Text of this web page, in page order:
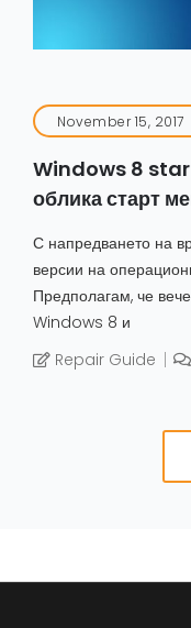
November 15, 2017
Windows 8
облика старт
С напредването на
версии на
Предполагам, че
Windows 8 и
Repair Guide